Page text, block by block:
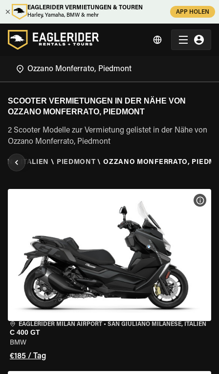
EAGLERIDER VERMIETUNGEN & TOUREN
Harley, Yamaha, BMW & mehr
APP HOLEN
SCOOTER VERMIETUNGEN IN DER NÄHE VON
OZZANO MONFERRATO, PIEDMONT
2 Scooter Modelle zur Vermietung gelistet in der Nähe von
Ozzano Monferrato, Piedmont
\ ITALIEN \ PIEDMONT \ OZZANO MONFERRATO,
EAGLERIDER MILAN AIRPORT • SAN GIULIANO MILANESE, ITALIEN
C 400 GT
BMW
€185 / Tag